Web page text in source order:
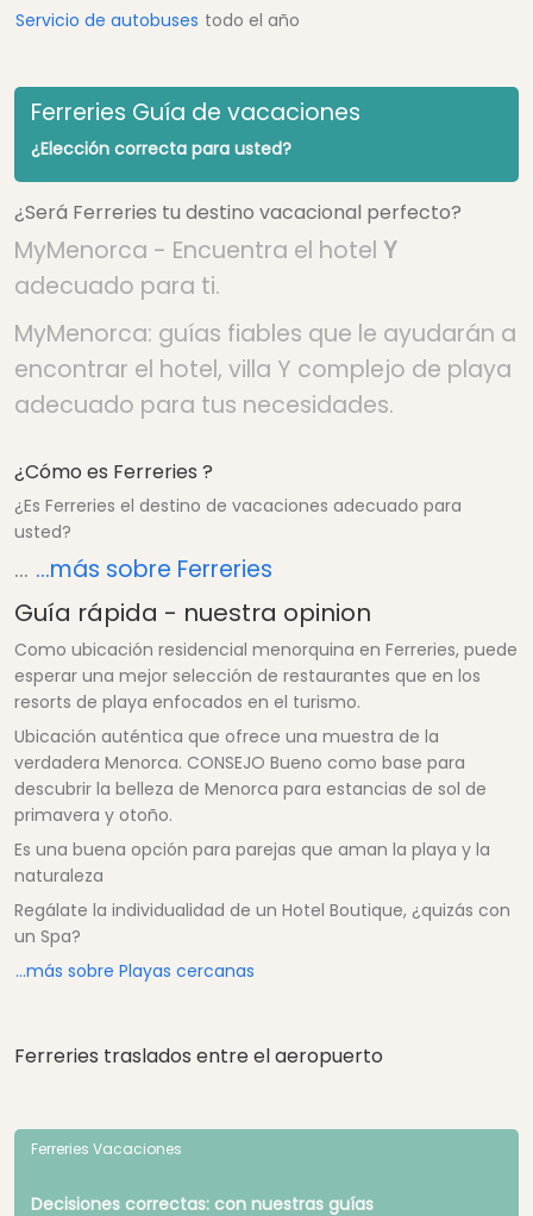
Servicio de autobuses todo el año
Ferreries Guía de vacaciones
¿Elección correcta para usted?
¿Será Ferreries tu destino vacacional perfecto?
MyMenorca - Encuentra el hotel Y
adecuado para ti.
MyMenorca: guías fiables que le ayudarán a
encontrar el hotel, villa Y complejo de playa
adecuado para tus necesidades.
¿Cómo es Ferreries ?
¿Es Ferreries el destino de vacaciones adecuado para
usted?
... ...más sobre Ferreries
Guía rápida - nuestra opinion
Como ubicación residencial menorquina en Ferreries, puede
esperar una mejor selección de restaurantes que en los
resorts de playa enfocados en el turismo.
Ubicación auténtica que ofrece una muestra de la
verdadera Menorca. CONSEJO Bueno como base para
descubrir la belleza de Menorca para estancias de sol de
primavera y otoño.
Es una buena opción para parejas que aman la playa y la
naturaleza
Regálate la individualidad de un Hotel Boutique, ¿quizás con
un Spa?
...más sobre Playas cercanas
Ferreries traslados entre el aeropuerto
Ferreries Vacaciones
Decisiones correctas: con nuestras guías